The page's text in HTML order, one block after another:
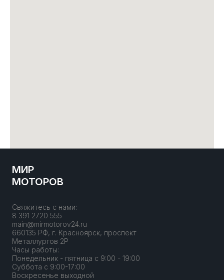
МИР
МОТОРОВ
Свяжитесь с нами:
8 391 2720 555
main@mirmotorov24.ru
660135 РФ, г. Красноярск, проспект
Металлургов 2Р
Часы работы:
Понедельник - пятница с 9:00 - 19:00
Суббота с 9:00-17:00
Воскресенье выходной